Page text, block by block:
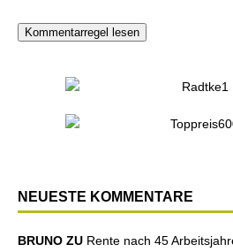
Kommentarregel lesen
NEUESTE KOMMENTARE
BRUNO ZU Rente nach 45